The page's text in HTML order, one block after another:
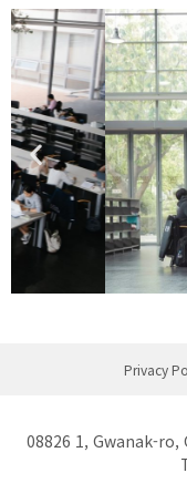
Privacy
08826 1, Gwanak-